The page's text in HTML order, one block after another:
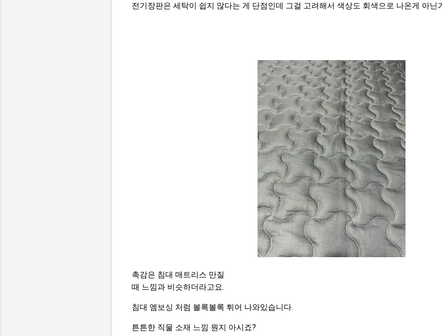
전기장판은 세탁이 쉽지 않다는 게 단점인데 그걸 고려해서 색상도 회색으로 나온게 아닌
촉감은 침대 매트리스 만질
때 느낌과 비슷하더라고요.
침대 엠보싱 처럼 볼록볼록 튀어 나와있습니다.
튼튼한 직물 소재 느낌 뭔지 아시죠?